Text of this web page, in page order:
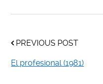
PREVIOUS POST
El profesional (1981)